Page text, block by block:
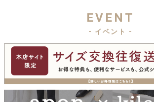
EVENT
- イベント -